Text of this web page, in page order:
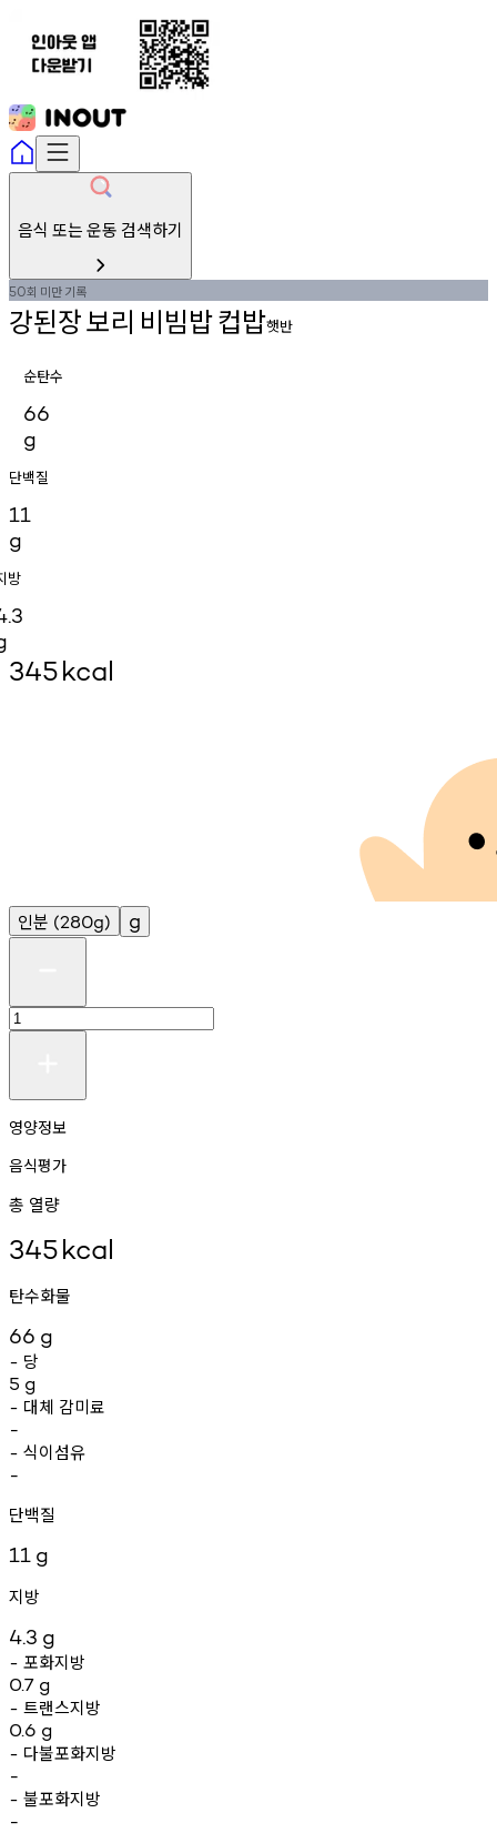
음식 또는 운동 검색하기
50회 미만기록
강된장보리 비빔밥컵밥햇반
순탄수
66
g
단백질
11
g
방
345kcal
인분 (280g) g
영양정보
음식평가
총 열량
345kcal
탄수화물
66 g
- 당
5 g
- 대체 감미료
-
- 식이섬유
-
단백질
11 g
지방
4.3 g
- 포화지방
0.7 g
- 트랜스지방
0.6 g
- 다불포화지방
-
- 불포화지방
-